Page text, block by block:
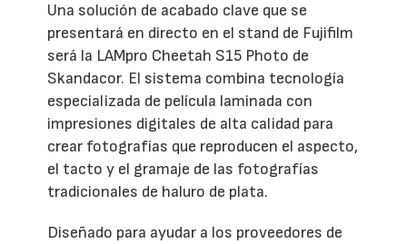
Una solución de acabado clave que se
presentará en directo en el stand de Fujifilm
será la LAMpro Cheetah S15 Photo de
Skandacor. El sistema combina tecnología
especializada de película laminada con
impresiones digitales de alta calidad para
crear fotografías que reproducen el aspecto,
el tacto y el gramaje de las fotografías
tradicionales de haluro de plata.
Diseñado para ayudar a los proveedores de